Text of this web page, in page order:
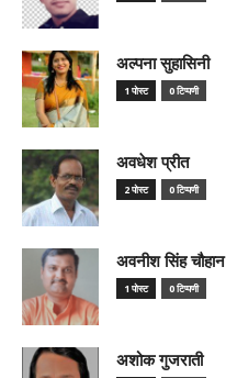
अल्पना सुहासिनी
1 पोस्ट 0 टिप्पणी
अवधेश प्रीत
2 पोस्ट 0 टिप्पणी
अवनीश सिंह चौहान
1 पोस्ट 0 टिप्पणी
अशोक गुजराती